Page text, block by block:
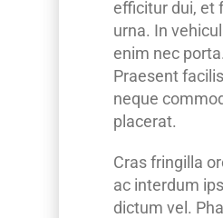
efficitur dui, et
urna. In
enim nec porta.
Praesent
neque
placerat.
Cras fringilla
ac interdum
dictum vel.